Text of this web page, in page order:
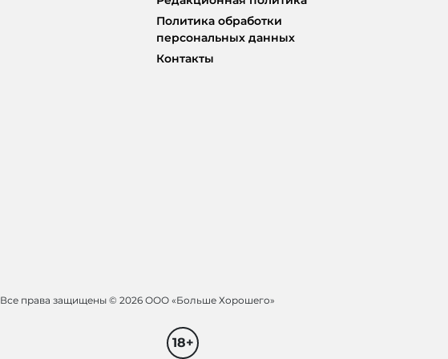
Политика обработки
персональных данных
Контакты
Все права защищены © 2026 ООО «Больше Хорошего»
18+